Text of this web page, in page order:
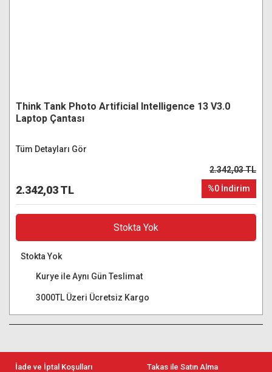
Think Tank Photo Artificial Intelligence 13 V3.0
Laptop Çantası
Tüm Detayları Gör
2.342,03 TL
2.342,03 TL
%0 İndirim
Stokta Yok
Stokta Yok
Kurye ile Aynı Gün Teslimat
3000TL Üzeri Ücretsiz Kargo
İade ve İptal Koşulları Takas ile Satın Alma